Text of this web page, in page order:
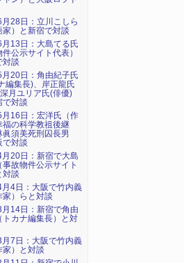
28日：立川こしら
家）と新宿で対談
13日：大島てる氏
件公示サイト代表）
対談
20日：角由紀子氏
編集長)、岸正龍氏
月ユリア氏(俳優)
で対談
16日：宏洋氏（作
福の科学教祖後継
眞須美死刑囚長男
で対談
20日：新宿で大島
事故物件公示サイト
対談
4日：大阪で竹内義
家）らと対談
14日：新宿で角由
トカナ編集長）と対
7日：大阪で竹内義
家）と対談